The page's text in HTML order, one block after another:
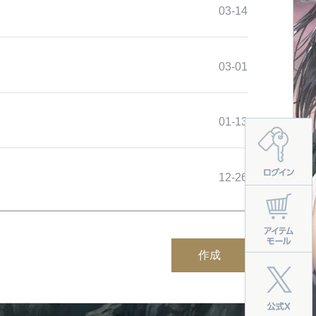
03-14
03-01
01-13
12-26
作成